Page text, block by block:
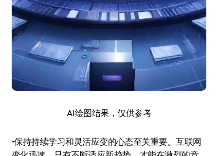
AI绘图结果，仅供参考
•保持持续学习和灵活应变的心态至关重要。互联网